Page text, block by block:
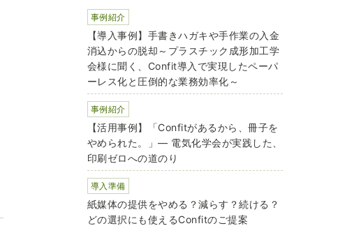
事例紹介
【導入事例】手書きハガキや手作業の入金
消込からの脱却～プラスチック成形加工学
会様に聞く、Confit導入で実現したペーパ
ーレス化と圧倒的な業務効率化～
事例紹介
【活用事例】「Confitがあるから、冊子を
やめられた。」― 電気化学会が実践した、
印刷ゼロへの道のり
導入準備
紙媒体の提供をやめる？減らす？続ける？
どの選択にも使えるConfitのご提案